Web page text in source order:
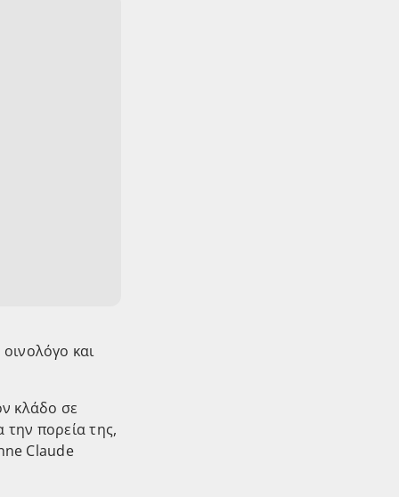
και
κλάδο σε
την πορεία της,
Claude